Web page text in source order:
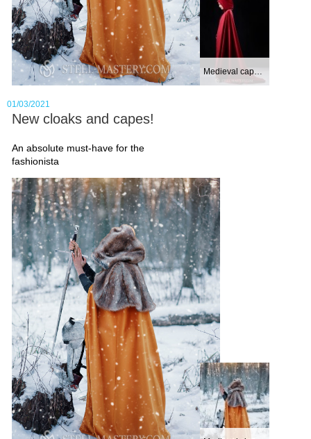
Wear and enjoy!
Medieval cape wit...
01/03/2021
New cloaks and capes!
An absolute must-have for the
fashionista